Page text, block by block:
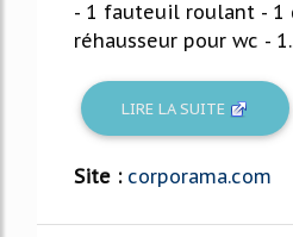
- 1 fauteuil roulant - 1
réhausseur pour wc -
LIRE LA SUITE
Site : corporama.com